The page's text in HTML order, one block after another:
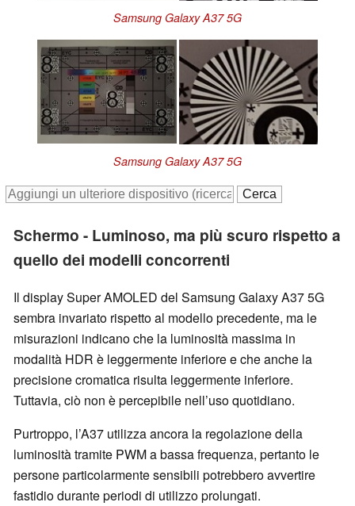
Samsung Galaxy A37 5G
Samsung Galaxy A37 5G
Schermo - Luminoso, ma più scuro rispetto a
quello dei modelli concorrenti
Il display Super AMOLED del Samsung Galaxy A37 5G
sembra invariato rispetto al modello precedente, ma le
misurazioni indicano che la luminosità massima in
modalità HDR è leggermente inferiore e che anche la
precisione cromatica risulta leggermente inferiore.
Tuttavia, ciò non è percepibile nell’uso quotidiano.
Purtroppo, l’A37 utilizza ancora la regolazione della
luminosità tramite PWM a bassa frequenza, pertanto le
persone particolarmente sensibili potrebbero avvertire
fastidio durante periodi di utilizzo prolungati.